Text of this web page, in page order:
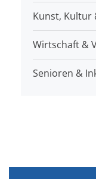
Kunst, Kultur
Wirtschaft &
Senioren &